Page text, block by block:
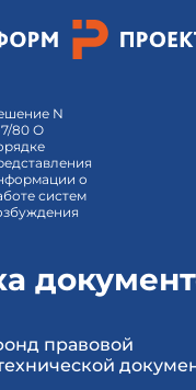
N
80 О
о
систем
правовой